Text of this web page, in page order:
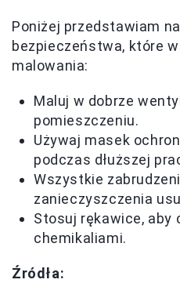
Poniżej przedstawiam
bezpieczeństwa, które
malowania:
Maluj w dobrze
pomieszczeniu.
Używaj masek
podczas dłuższej
Wszystkie
zanieczyszczenia
Stosuj rękawice, aby
chemikaliami.
Źródła: